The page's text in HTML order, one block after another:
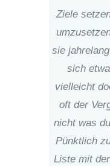
Ziele
sie
sich
vielleicht
oft der
nicht was
Pünktlich
Liste mit